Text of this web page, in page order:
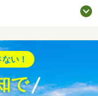
い！
で